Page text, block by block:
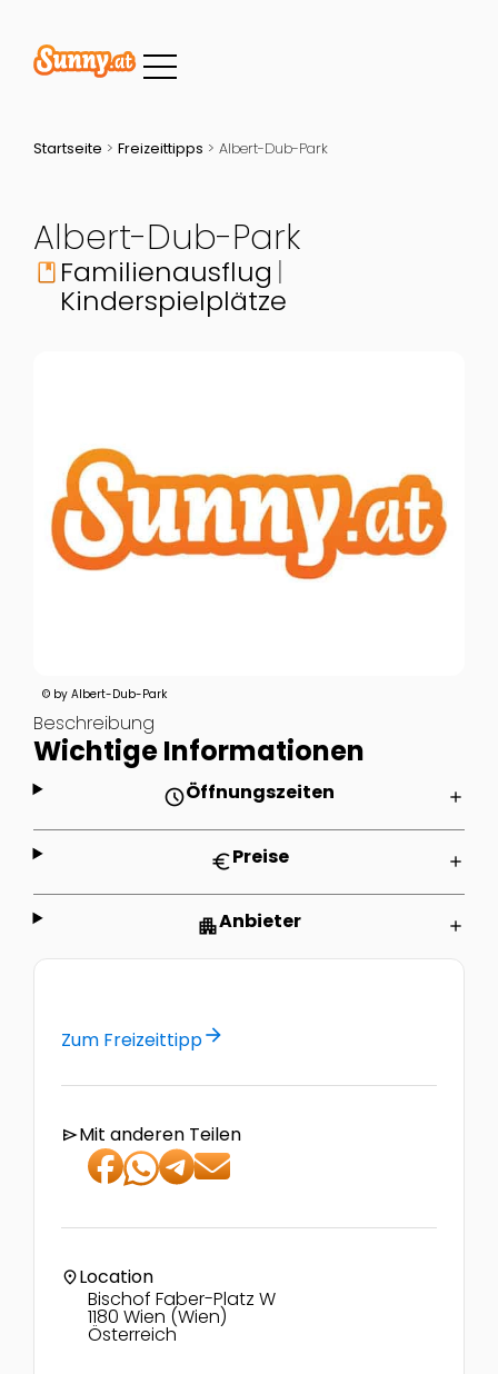
Startseite > Freizeittipps > Albert-Dub-Park
Albert-Dub-Park
book Familienausflug
Kinderspielplätze
© by Albert-Dub-Park
Beschreibung
Wichtige Informationen
scheduleÖffnungszeiten add
euroPreise add
apartmentAnbieter add
Zum Freizeittipparrow_forward
sendMit anderen Teilen
location_onLocation
Bischof Faber-Platz W
1180 Wien (Wien)
Österreich